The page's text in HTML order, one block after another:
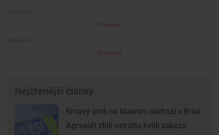
Premium
Premium
Nejčtenější články
Krvavý útok na hlavním nádraží v Brně.
Agresoři zbili ostrahu kvůli zákazu